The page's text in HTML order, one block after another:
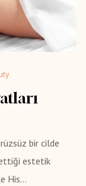
bir cilde
estetik
His...